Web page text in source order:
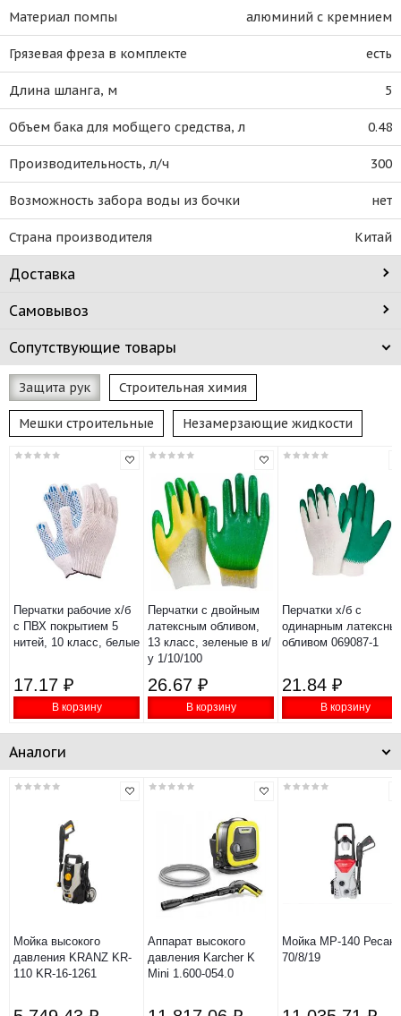
Материал помпы алюминий с кремнием
Грязевая фреза в комплекте есть
Длина шланга, м 5
Объем бака для мобщего средства, л 0.48
Производительность, л/ч 300
Возможность забора воды из бочки нет
Страна производителя Китай
Доставка
Самовывоз
Сопутствующие товары
Защита рук Строительная химия
Мешки строительные Незамерзающие жидкости
Перчатки рабочие х/б
с ПВХ покрытием 5
нитей, 10 класс, белые
17.17 ₽
В корзину
Перчатки с двойным
латексным обливом,
13 класс, зеленые в и/
у 1/10/100
26.67 ₽
В корзину
Перчатки х/б с
одинарным
обливом 069087-1
21.84 ₽
В корзину
Аналоги
Мойка высокого
давления KRANZ KR-
110 KR-16-1261
Аппарат высокого
давления Karcher K
Mini 1.600-054.0
Мойка МР-140
70/8/19